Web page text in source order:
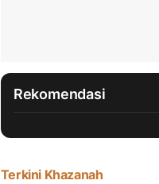
Rekomendasi
Terkini Khazanah